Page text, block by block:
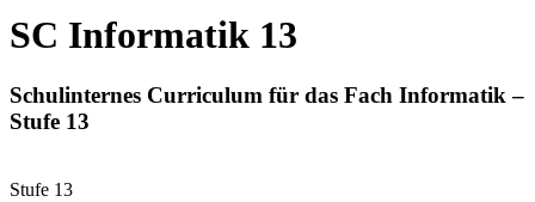
SC Informatik 13
Schulinternes Curriculum für das Fach Informatik –
Stufe 13
Stufe 13